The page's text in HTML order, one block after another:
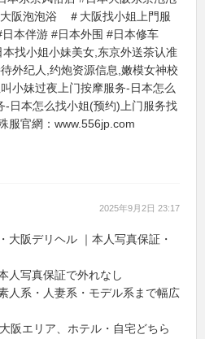
阪泡泡浴 ＃大阪找小姐上門服
本伴游 #日本外围 #日本修车
找小姐小妹美女,东京外送茶认准
外纪人,约炮资源信息,嫩模女神校
小妹过夜上门按摩服务-日本怎么
-日本怎么找小姐(预约)上门服务找
服官網：www.556jp.com
2025年9月2日 23:17
大阪デリヘル ｜本人写真保証・
人写真保証で外れなし
人系・人妻系・モデル系まで幅広
阪エリア、ホテル・自宅どちら